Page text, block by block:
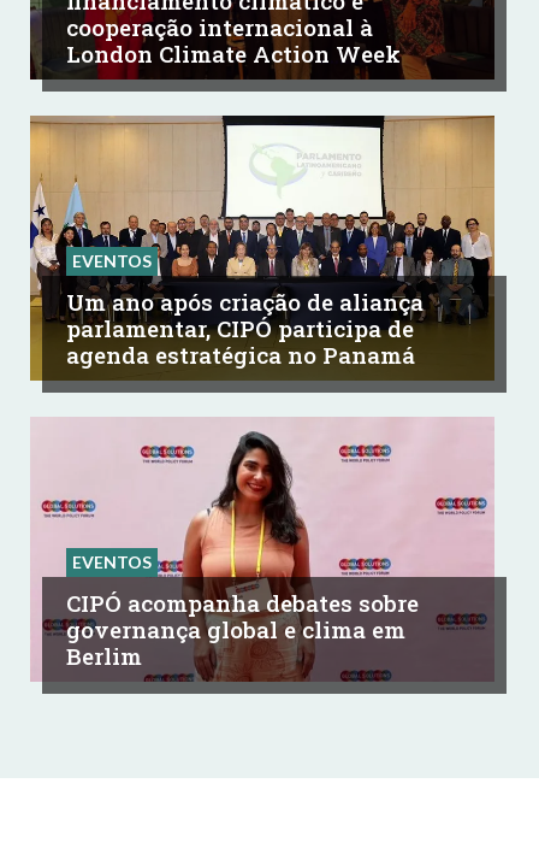
cooperação internacional à
London Climate Action Week
EVENTOS
Um ano após criação de aliança
parlamentar, CIPÓ participa de
agenda estratégica no Panamá
EVENTOS
CIPÓ acompanha debates sobre
governança global e clima em
Berlim